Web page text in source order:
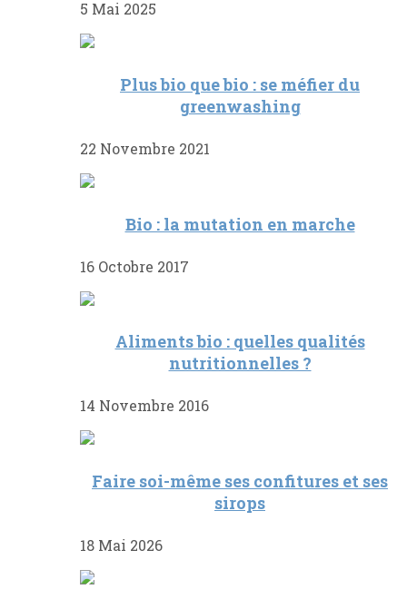
5 Mai 2025
Plus bio que bio : se méfier du
greenwashing
22 Novembre 2021
Bio : la mutation en marche
16 Octobre 2017
Aliments bio : quelles qualités
nutritionnelles ?
14 Novembre 2016
Faire soi-même ses confitures et ses
sirops
18 Mai 2026